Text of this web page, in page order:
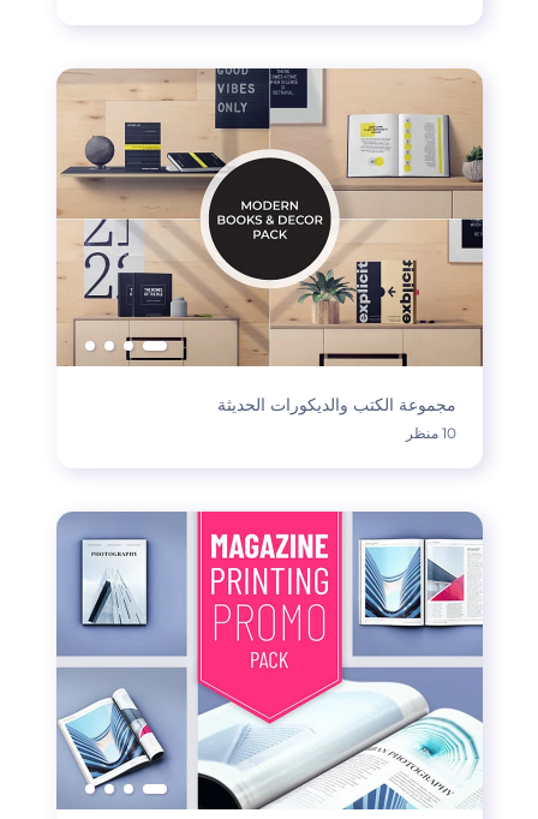
مجموعة الكتب والديكورات الحديثة
10 منظر